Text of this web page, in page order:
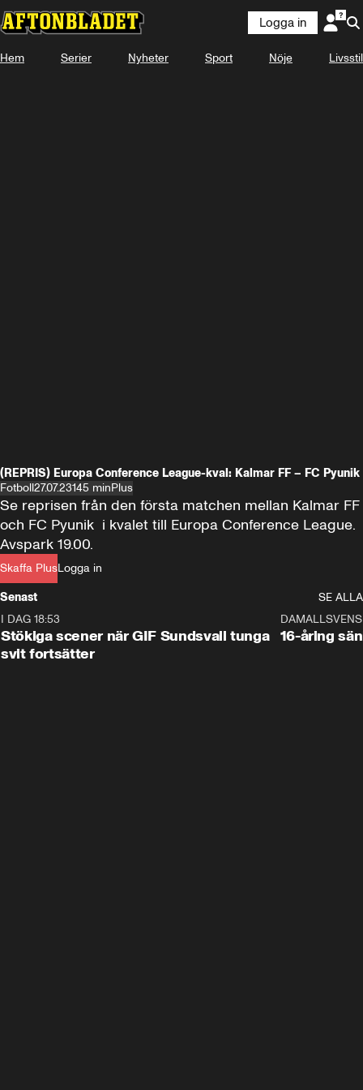
Logga in
Hem Serier Nyheter Sport Nöje Livsstil
(REPRIS) Europa Conference League-kval: Kalmar FF – FC Pyunik
Fotboll27.07.23145 minPlus
Skaffa PlusLogga in
Se reprisen från den första matchen mellan Kalmar FF
och FC Pyunik  i kvalet till Europa Conference League.
Avspark 19.00.
Senast
SE ALLA
I DAG 18:53
Stökiga scener när GIF Sundsvall tunga
svit fortsätter
16-åring